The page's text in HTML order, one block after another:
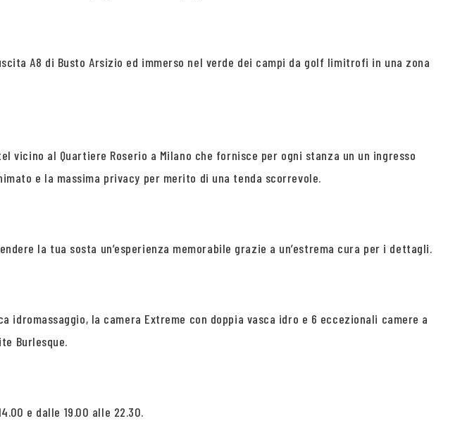
A8 di Busto Arsizio ed immerso nel verde dei campi da golf limitrofi in una zona
vicino al Quartiere Roserio a Milano che fornisce per ogni stanza un un ingresso
e la massima privacy per merito di una tenda scorrevole.
la tua sosta un’esperienza memorabile grazie a un’estrema cura per i dettagli.
la camera Extreme con doppia vasca idro e 6 eccezionali camere a
Burlesque.
e dalle 19.00 alle 22.30.